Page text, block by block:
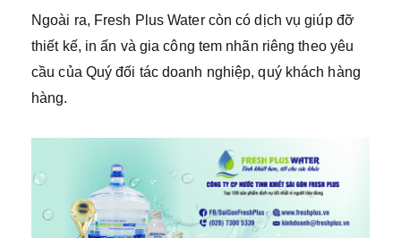
Ngoài ra, Fresh Plus Water còn có dịch vụ giúp đỡ
thiết kế, in ấn và gia công tem nhãn riêng theo yêu
cầu của Quý đối tác doanh nghiệp, quý khách hàng
hàng.